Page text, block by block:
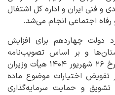
و فنی ایران و اداره کل اشتغال
رفاه اجتماعی انجام می‌شد.
دولت چهاردهم برای افزایش
و بر اساس تصویب‌نامه
شماره ۹۹۴۸۶/ت۶۴۳۳۸هـ مورخ ۲۶ شهریور ۱۴۰۴ هیأت وزیران
تفویض اختیارات موضوع ماده
تشویق و حمایت سرمایه‌گذاری